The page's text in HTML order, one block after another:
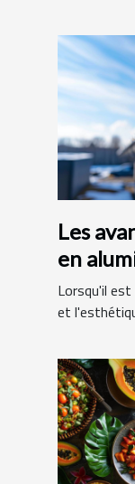
Les
en
Lorsqu'il
et